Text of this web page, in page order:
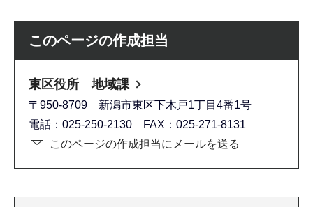
このページの作成担当
東区役所 地域課
〒950-8709 新潟市東区下木戸1丁目4番1号
電話：025-250-2130 FAX：025-271-8131
このページの作成担当にメールを送る